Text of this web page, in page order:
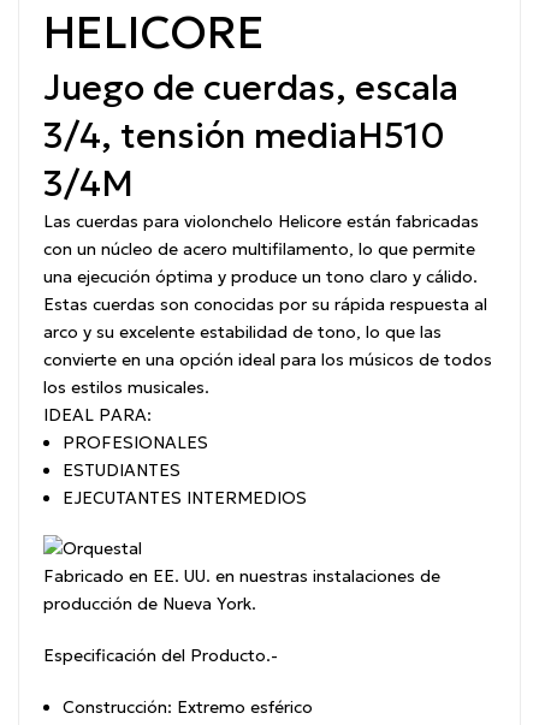
HELICORE
Juego de cuerdas, escala
3/4, tensión mediaH510
3/4M
Las cuerdas para violonchelo Helicore están fabricadas
con un núcleo de acero multifilamento, lo que permite
una ejecución óptima y produce un tono claro y cálido.
Estas cuerdas son conocidas por su rápida respuesta al
arco y su excelente estabilidad de tono, lo que las
convierte en una opción ideal para los músicos de todos
los estilos musicales.
IDEAL PARA:
PROFESIONALES
ESTUDIANTES
EJECUTANTES INTERMEDIOS
Fabricado en EE. UU. en nuestras instalaciones de
producción de Nueva York.
Especificación del Producto.-
Construcción: Extremo esférico